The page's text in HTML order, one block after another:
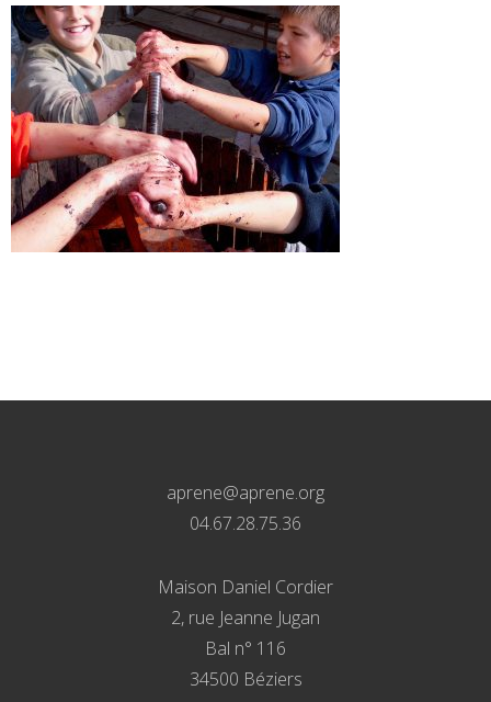
aprene@aprene.org
04.67.28.75.36
Maison Daniel Cordier
2, rue Jeanne Jugan
Bal n° 116
34500 Béziers